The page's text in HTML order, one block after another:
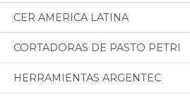
CER AMERICA LATINA
CORTADORAS DE PASTO PETRI
HERRAMIENTAS ARGENTEC